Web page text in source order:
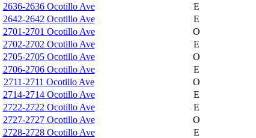
2636-2636 Ocotillo Ave
E
2642-2642 Ocotillo Ave
E
2701-2701 Ocotillo Ave
O
2702-2702 Ocotillo Ave
E
2705-2705 Ocotillo Ave
O
2706-2706 Ocotillo Ave
E
2711-2711 Ocotillo Ave
O
2714-2714 Ocotillo Ave
E
2722-2722 Ocotillo Ave
E
2727-2727 Ocotillo Ave
O
2728-2728 Ocotillo Ave
E